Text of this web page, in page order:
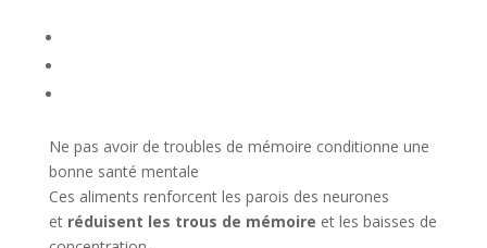
Ne pas avoir de troubles de mémoire conditionne une
bonne santé mentale
Ces aliments renforcent les parois des neurones
et réduisent les trous de mémoire et les baisses de